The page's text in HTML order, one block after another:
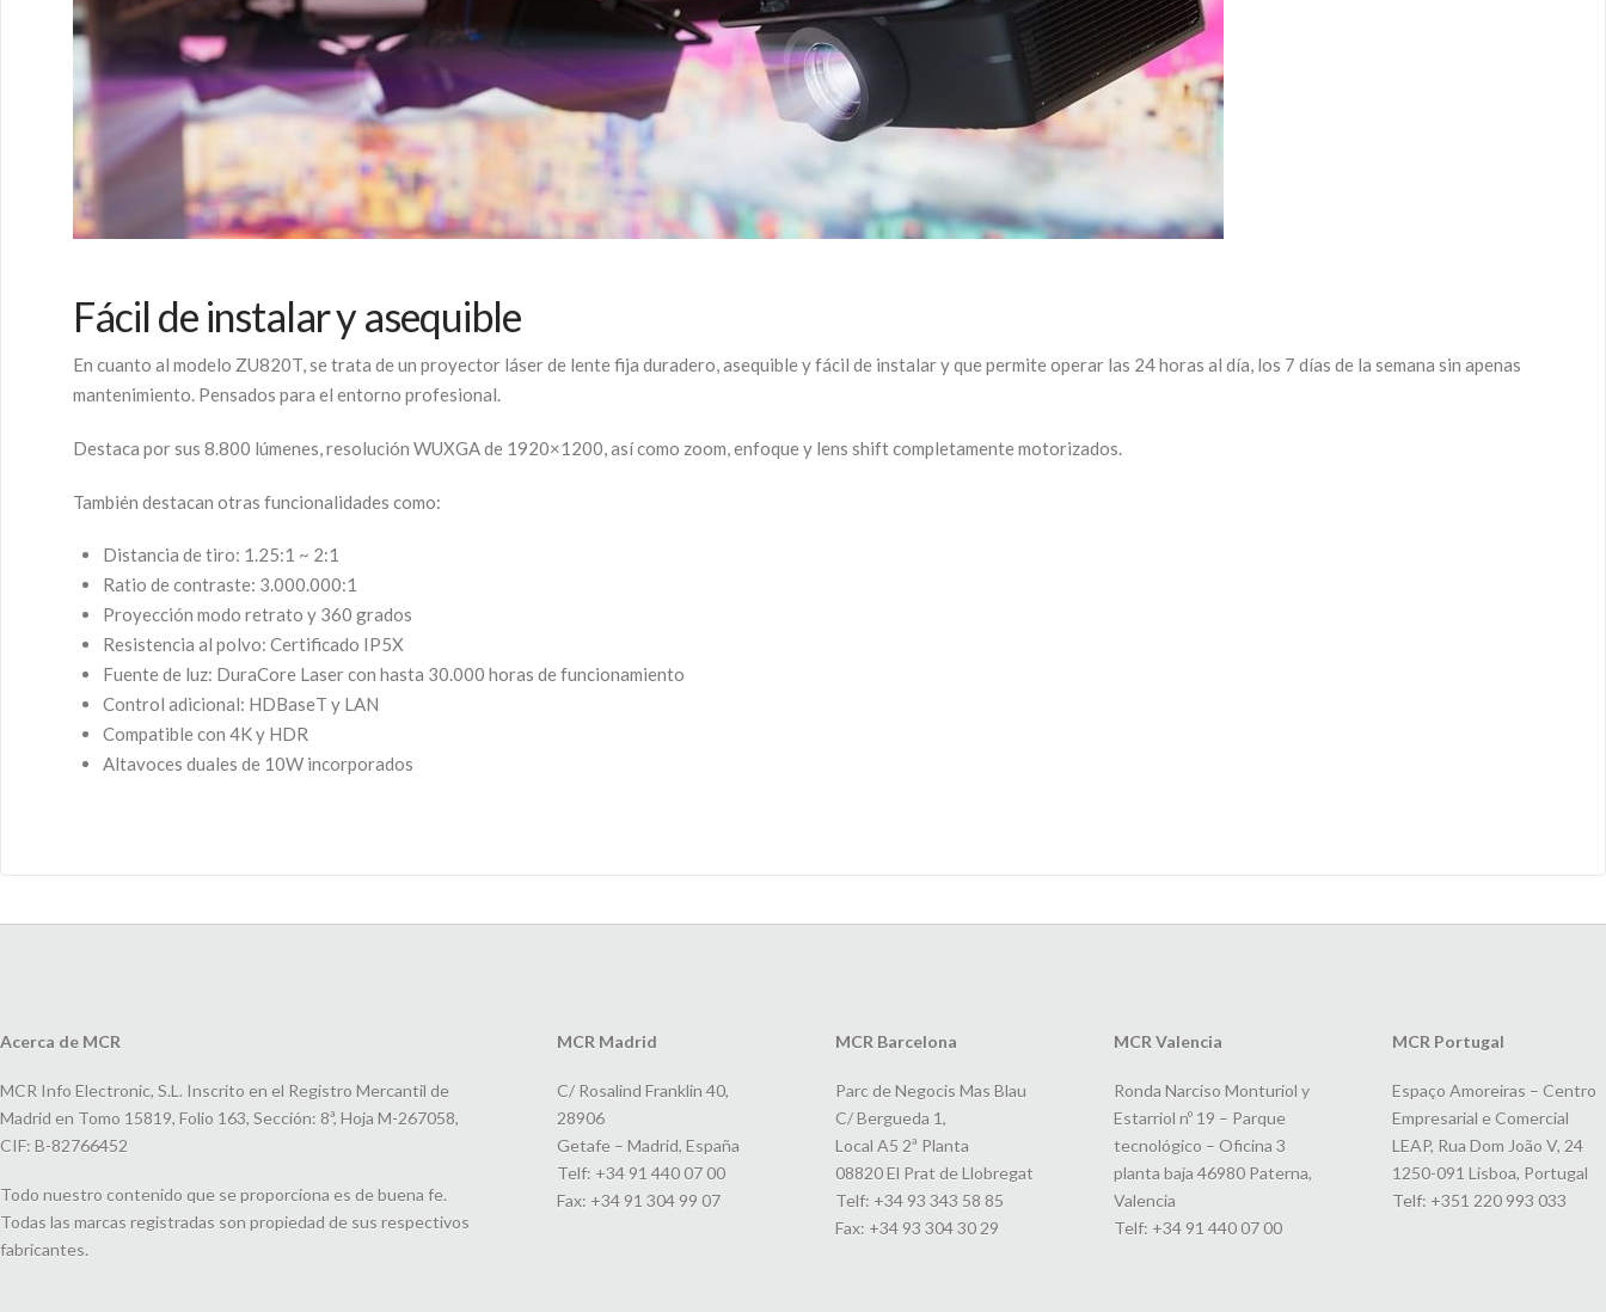
Fácil de instalar y asequible
En cuanto al modelo ZU820T, se trata de un proyector láser de lente fija duradero, asequible y fácil de instalar y que permite operar las 24 horas al día, los 7 días de la semana sin apenas
mantenimiento. Pensados para el entorno profesional.
Destaca por sus 8.800 lúmenes, resolución WUXGA de 1920×1200, así como zoom, enfoque y lens shift completamente motorizados.
También destacan otras funcionalidades como:
Distancia de tiro: 1.25:1 ~ 2:1
Ratio de contraste: 3.000.000:1
Proyección modo retrato y 360 grados
Resistencia al polvo: Certificado IP5X
Fuente de luz: DuraCore Laser con hasta 30.000 horas de funcionamiento
Control adicional: HDBaseT y LAN
Compatible con 4K y HDR
Altavoces duales de 10W incorporados
Acerca de MCR
MCR Info Electronic, S.L. Inscrito en el Registro Mercantil de
Madrid en Tomo 15819, Folio 163, Sección: 8ª, Hoja M-267058,
CIF: B-82766452
Todo nuestro contenido que se proporciona es de buena fe.
Todas las marcas registradas son propiedad de sus respectivos
fabricantes.
MCR Madrid
C/ Rosalind Franklin 40,
28906
Getafe – Madrid, España
Telf: +34 91 440 07 00
Fax: +34 91 304 99 07
MCR Barcelona
Parc de Negocis Mas Blau
C/ Bergueda 1,
Local A5 2ª Planta
08820 El Prat de Llobregat
Telf: +34 93 343 58 85
Fax: +34 93 304 30 29
MCR Valencia
Ronda Narciso Monturiol y
Estarriol nº 19 – Parque
tecnológico – Oficina 3
planta baja 46980 Paterna,
Valencia
Telf: +34 91 440 07 00
MCR Portugal
Espaço Amoreiras – Centro
Empresarial e Comercial
LEAP, Rua Dom João V, 24
1250-091 Lisboa, Portugal
Telf: +351 220 993 033